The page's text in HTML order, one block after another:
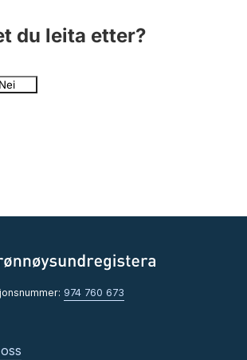
du leita etter?
Nei
974 760 673